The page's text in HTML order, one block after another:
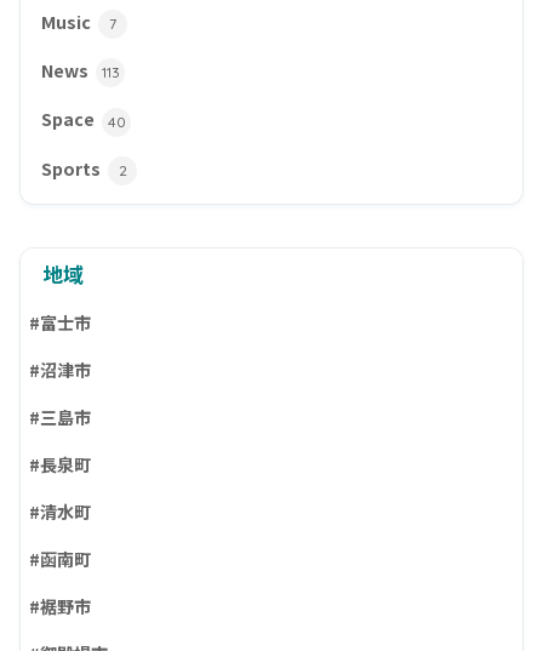
Music 7
News 113
Space 40
Sports 2
地域
#富士市
#沼津市
#三島市
#長泉町
#清水町
#函南町
#裾野市